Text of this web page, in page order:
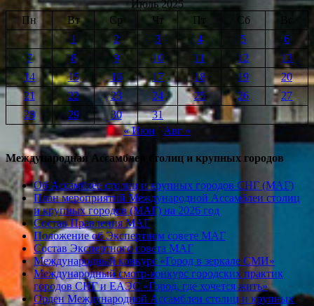
Июль 2025
Пн
Вт Ср Чт Пт Сб
1
2 3 4 5
6
7
8 9 10 11 12
13
14
15 16 17 18 19
20
21
22 23 24 25 26
27
28
29 30
31
« Июн
Авг »
Международная Ассамблея столиц и крупных городов
Об Ассамблее столиц и крупных городов СНГ (МАГ)
План мероприятий Международной Ассамблеи столиц
и крупных городов (МАГ) на 2026 год
Состав Правления МАГ
Положение об Экспертном совете МАГ
Состав Экспертного совета МАГ
Международный конкурс «Город в зеркале СМИ»
Международный смотр-конкурс городских практик
городов СНГ и ЕАЭС «Город, где хочется жить»
Орден Международной Ассамблеи столиц и крупных